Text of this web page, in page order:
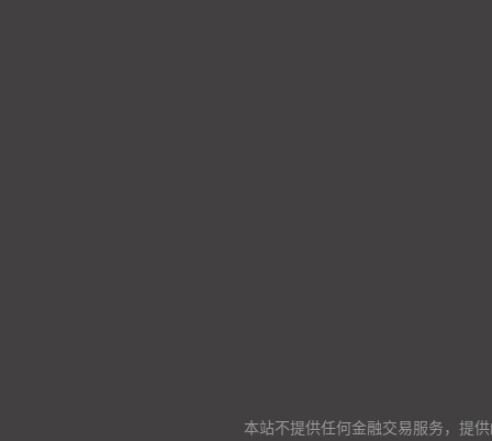
本站不提供任何金融交易服务，提